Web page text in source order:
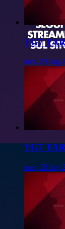
TG7
mer, 29 lug
TG7
mar, 28 lug